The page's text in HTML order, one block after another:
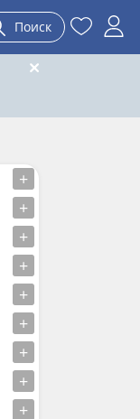
Поиск